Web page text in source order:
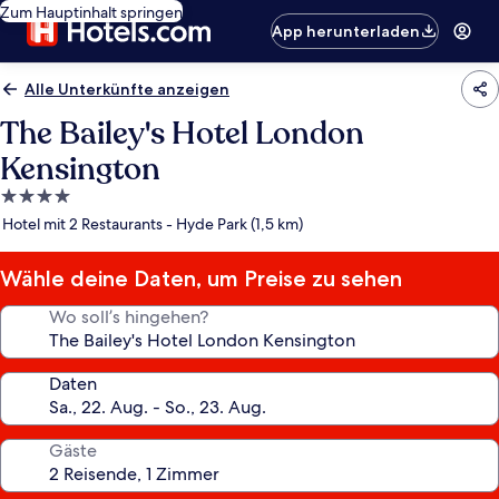
Zum Hauptinhalt springen
App herunterladen
Alle Unterkünfte anzeigen
The Bailey's Hotel London
Kensington
4.0-
Sterne-
Hotel mit 2 Restaurants - Hyde Park (1,5 km)
Wähle deine Daten, um Preise zu sehen
Wo soll’s hingehen?
Daten
Gäste